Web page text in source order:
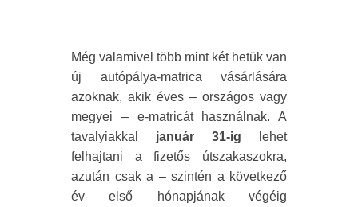
Még valamivel több mint két hetük van
új autópálya-matrica vásárlására
azoknak, akik éves – országos vagy
megyei – e-matricát használnak. A
tavalyiakkal január 31-ig lehet
felhajtani a fizetős útszakaszokra,
azután csak a – szintén a következő
év első hónapjának végéig